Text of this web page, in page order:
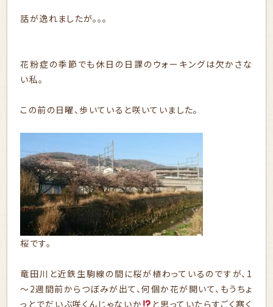
話が逸れましたが。。。
花粉症の季節でも休日の日課のウォーキングは欠かさな
い私。
この前の日曜、歩いていると咲いていました。
桜です。
竜田川と近鉄生駒線の間に桜が植わっているのですが、1
～2週間前からつぼみが出て、何個か花が開いて、もうちょ
っとでだいぶ咲くんじゃないか
と思っていたらすごく寒く